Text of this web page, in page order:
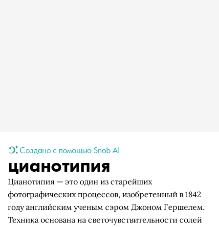
Создано с помощью Snob AI
цианотипия
Цианотипия — это один из старейших
фотографических процессов, изобретенный в 1842
году английским ученым сэром Джоном Гершелем.
Техника основана на светочувствительности солей